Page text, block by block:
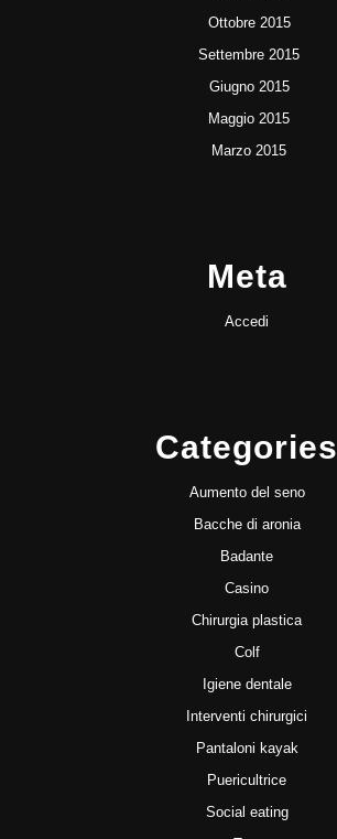
Ottobre 2015
Settembre 2015
Giugno 2015
Maggio 2015
Marzo 2015
Meta
Accedi
Categories
Aumento del seno
Bacche di aronia
Badante
Casino
Chirurgia plastica
Colf
Igiene dentale
Interventi chirurgici
Pantaloni kayak
Puericultrice
Social eating